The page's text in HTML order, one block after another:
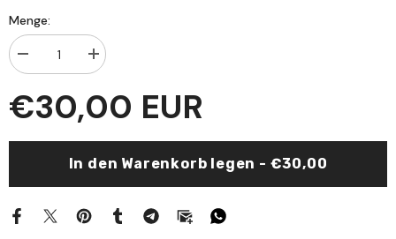
Menge:
verringern
Menhecü&#39;l-
Bahs
Fetava
Fıkhi&#39;l-
Menge
erhöhen
Menhecü&#39;l-
Bahs
Fetava
Fıkhi&#39;l-
€30,00 EUR
In den Warenkorb legen - €30,00